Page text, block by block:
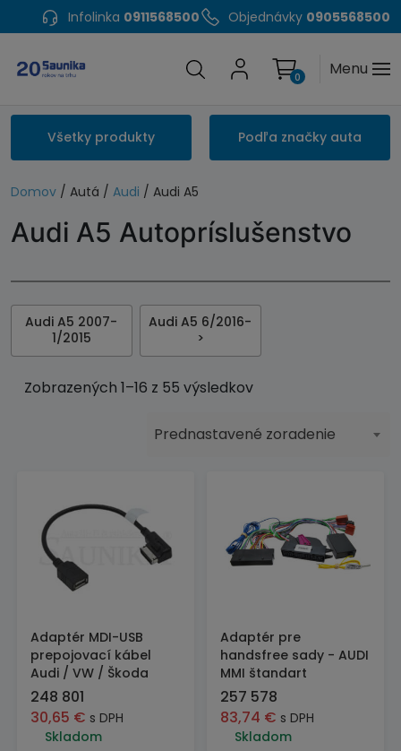
Infolinka 0911568500 Objednávky 0905568500
Menu
0
Všetky produkty Podľa značky auta
Domov / Autá / Audi / Audi A5
Audi A5 Autopríslušenstvo
Audi A5 2007-
1/2015
Audi A5 6/2016-
>
Zobrazených 1–16 z 55 výsledkov
Prednastavené zoradenie
Adaptér MDI-USB
prepojovací kábel
Audi / VW / Škoda
248 801
30,65 € s DPH
Skladom
Adaptér pre
handsfree sady - AUDI
MMI štandart
257 578
83,74 € s DPH
Skladom